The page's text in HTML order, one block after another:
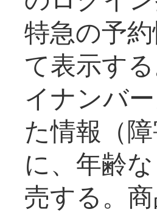
特急の予
て表示す
イナンバ
た情報（
に、年齢
売する。